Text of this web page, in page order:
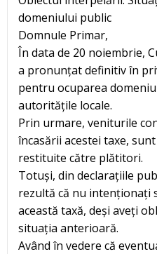
domeniului public
Domnule Primar,
În data de 20 noiembrie,
a pronunțat definitiv în
pentru ocuparea
autoritățile locale.
Prin urmare, veniturile
încasării acestei taxe,
restituite către plătitori.
Totuși, din declarațiile
rezultă că nu intenționați
această taxă, deși aveți
situația anterioară.
Având în vedere că